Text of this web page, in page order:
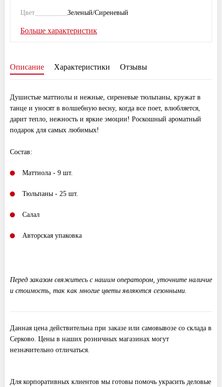
Цвет Зеленый/Сиреневый
Больше характеристик
Описание Характеристики Отзывы
Душистые маттиолы и нежные, сиреневые тюльпаны, кружат в
танце и уносят в волшебную весну, когда все поет, влюбляется,
дарит тепло, нежность и яркие эмоции! Роскошный ароматный
подарок для самых любимых!
Состав:
Маттиола - 9 шт.
Тюльпаны - 25 шт.
Салал
Авторская упаковка
Перед заказом свяжитесь с нашим оператором, уточните наличие
и стоимость, так как многие цветы являются сезонными.
Данная цена действительна при заказе или самовывозе со склада в
Серково. Цены в наших розничных магазинах могут
незначительно отличаться.
Для корпоративных клиентов мы готовы помочь украсить деловые